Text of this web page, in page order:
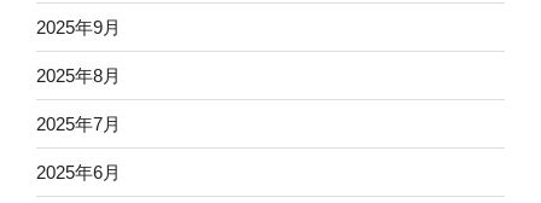
2025年9月
2025年8月
2025年7月
2025年6月